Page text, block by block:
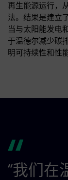
再生能源运行，
法。结果是建立
当与太阳能发电
于温德尔减少碳
明可持续性和性
“我们在